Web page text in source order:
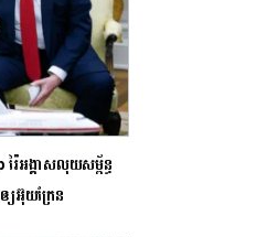
អង្គាសលុយសម្ព័ន្ធ
យអ៊ុយក្រែន